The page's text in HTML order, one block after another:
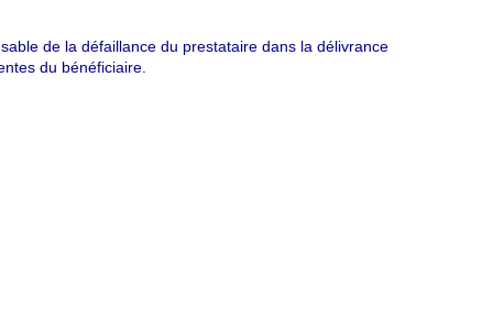
de la défaillance du prestataire dans la délivrance
du bénéficiaire.